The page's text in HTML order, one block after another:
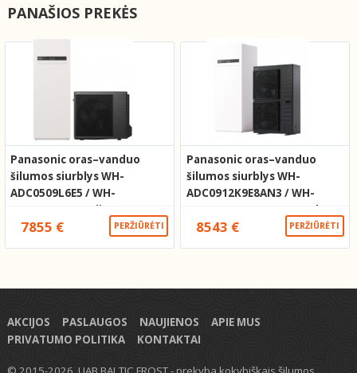
PANAŠIOS PREKĖS
Panasonic oras–vanduo
šilumos siurblys WH-
ADC0509L6E5 / WH-
WDG09LE5 L serija su
integruotu boileriuPERŽIŪRĖTI
7855 €
Panasonic oras–vanduo
šilumos siurblys WH-
ADC0912K9E8AN3 / WH-
UXZ12KE8 T-CAP su 260 l
boileriu
PERŽIŪRĖTI
8543 €
AKCIJOS PASLAUGOS NAUJIENOS
APIE MUS
PRIVATUMO POLITIKA
KONTAKTAI